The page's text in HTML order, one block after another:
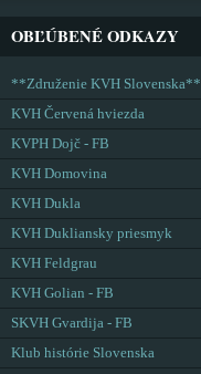
OBĽÚBENÉ ODKAZY
**Združenie KVH Slovenska**
KVH Červená hviezda
KVPH Dojč - FB
KVH Domovina
KVH Dukla
KVH Dukliansky priesmyk
KVH Feldgrau
KVH Golian - FB
SKVH Gvardija - FB
Klub histórie Slovenska